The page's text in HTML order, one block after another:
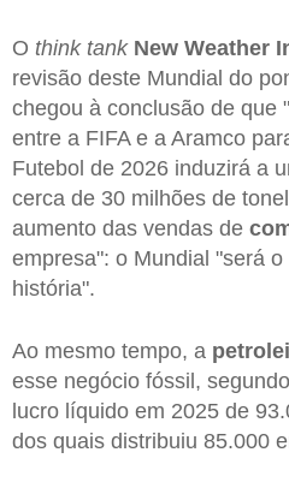
O think tank New Weather
revisão deste Mundial do
chegou à conclusão de que
entre a FIFA e a Aramco
Futebol de 2026 induzirá a
cerca de 30 milhões de
aumento das vendas de
empresa": o Mundial "será
história".
Ao mesmo tempo, a
esse negócio fóssil,
lucro líquido em 2025 de
dos quais distribuiu 85.000